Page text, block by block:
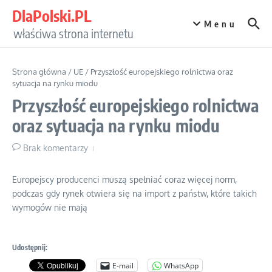
DlaPolski.PL
właściwa strona internetu
Menu
Strona główna / UE / Przyszłość europejskiego rolnictwa oraz
sytuacja na rynku miodu
Przyszłość europejskiego rolnictwa
oraz sytuacja na rynku miodu
Brak komentarzy
Europejscy producenci muszą spełniać coraz więcej norm,
podczas gdy rynek otwiera się na import z państw, które takich
wymogów nie mają
Udostępnij:
E-mail WhatsApp